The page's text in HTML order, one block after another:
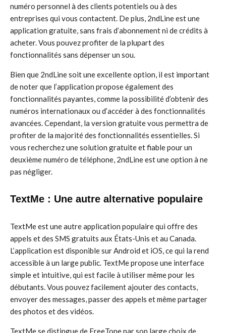
numéro personnel à des clients potentiels ou à des
entreprises qui vous contactent. De plus, 2ndLine est une
application gratuite, sans frais d’abonnement ni de crédits à
acheter. Vous pouvez profiter de la plupart des
fonctionnalités sans dépenser un sou.
Bien que 2ndLine soit une excellente option, il est important
de noter que l’application propose également des
fonctionnalités payantes, comme la possibilité d’obtenir des
numéros internationaux ou d’accéder à des fonctionnalités
avancées. Cependant, la version gratuite vous permettra de
profiter de la majorité des fonctionnalités essentielles. Si
vous recherchez une solution gratuite et fiable pour un
deuxième numéro de téléphone, 2ndLine est une option à ne
pas négliger.
TextMe : Une autre alternative populaire
TextMe est une autre application populaire qui offre des
appels et des SMS gratuits aux États-Unis et au Canada.
L’application est disponible sur Android et iOS, ce qui la rend
accessible à un large public. TextMe propose une interface
simple et intuitive, qui est facile à utiliser même pour les
débutants. Vous pouvez facilement ajouter des contacts,
envoyer des messages, passer des appels et même partager
des photos et des vidéos.
TextMe se distingue de FreeTone par son large choix de